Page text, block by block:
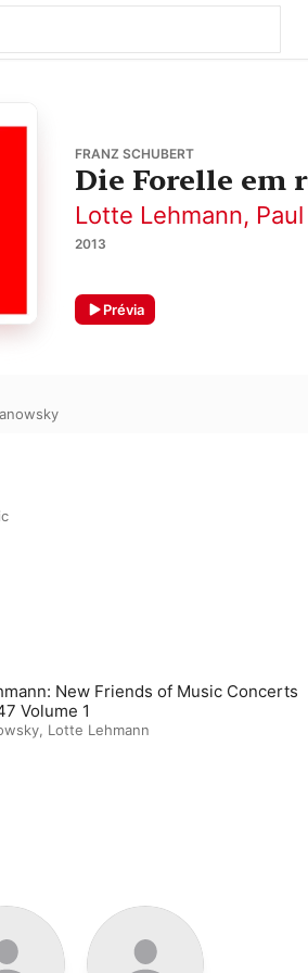
FRANZ SCHUBERT
Die Forelle em
Lotte Lehmann,
2013
Prévia
New Friends of Music Concerts
Volume 1
, Lotte Lehmann